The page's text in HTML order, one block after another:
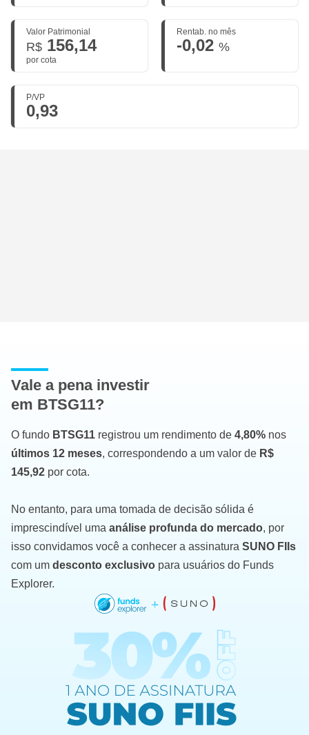
Valor Patrimonial
R$ 156,14
por cota
Rentab. no mês
-0,02 %
P/VP
0,93
Vale a pena investir
em BTSG11?
O fundo BTSG11 registrou um rendimento de 4,80% nos
últimos 12 meses, correspondendo a um valor de R$
145,92 por cota.
No entanto, para uma tomada de decisão sólida é
imprescindível uma análise profunda do mercado, por
isso convidamos você a conhecer a assinatura SUNO FIIs
com um desconto exclusivo para usuários do Funds
Explorer.